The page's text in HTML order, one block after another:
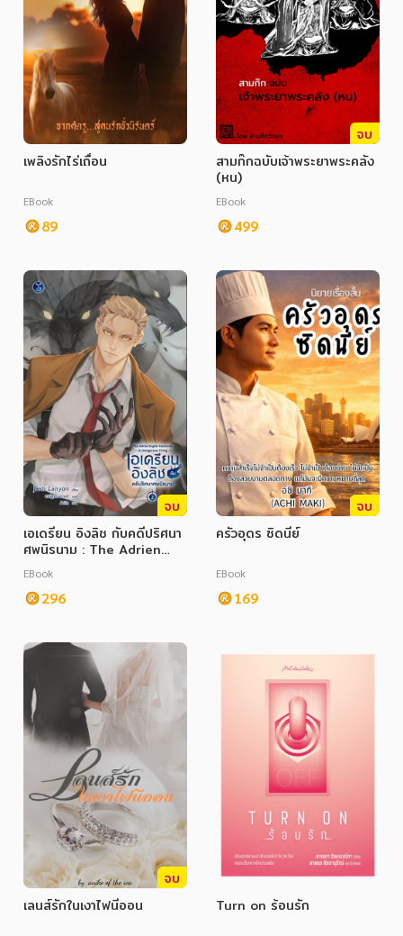
หมวดหมู่ยอดนิยม
หนังสือออกใหม่ หนังสือยอดนิยม หนังสือเช่า
อีบุ๊กอ่านฟรี
หนังสือเสียง
หมวดหมู่หนังสือ
ศิลปะ บันเทิง กีฬา ท่องเที่ยว
สังคม วัฒนธรรม การปกครอง ศาสนาและปรัชญา
ศาสนา และปรัชญา
กฎหมาย สัญญา ภาษี
การเงิน การลงทุน บริหาร
นิตยสาร หนังสือพิมพ์
ครอบครัว
วรรณกรรม
เทคโนโลยี การสื่อสาร วิทยาศาสตร์
ภาษาศาสตร์
หนังสือเด็ก
การพัฒนาตนเอง
ความรู้ทั่วไป
การ์ตูนความรู้ การ์ตูน
การ์ตูนมังงะ (Manga)
เพลิงรักไร่เถื่อน
EBook
89
จบ
สามก๊กฉบับเจ้าพระยาพระคลัง
(หน)
EBook
499
จบ
เอเดรียน อิงลิช กับคดีปริศนา
ศพนิรนาม : The Adrien
English Mysteries: A
Dangerous Thing
EBook
296
จบ
ครัวอุดร ซิดนีย์
EBook
169
จบ
เลนส์รักในเงาไฟนีออน
Turn on ร้อนรัก